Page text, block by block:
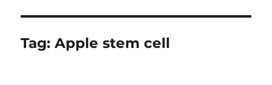
Tag:Apple stem cell